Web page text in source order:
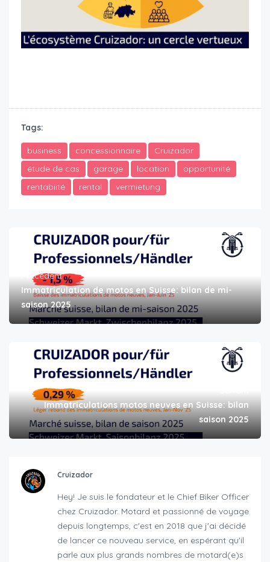
Tags:
business concessionnaire
Cruizador
étude de cas
garage location
opportunité
rentabiité
rental vermietung
Précédent
Immatriculation de motos en Suisse: bilan de mi-
saison 2025
Immatriculations motos neuves en Suisse: bilan
saison 2025
Cruizador
Hey! Je suis le fondateur et le Chief Biker Officer
chez Cruizador. Motard et passionné de voyage
depuis longtemps, c'est en 2018 que j'ai décidé
de lancer ce nouveau service, en espérant qu'il
parle aux plus grands nombres de motard(e)s